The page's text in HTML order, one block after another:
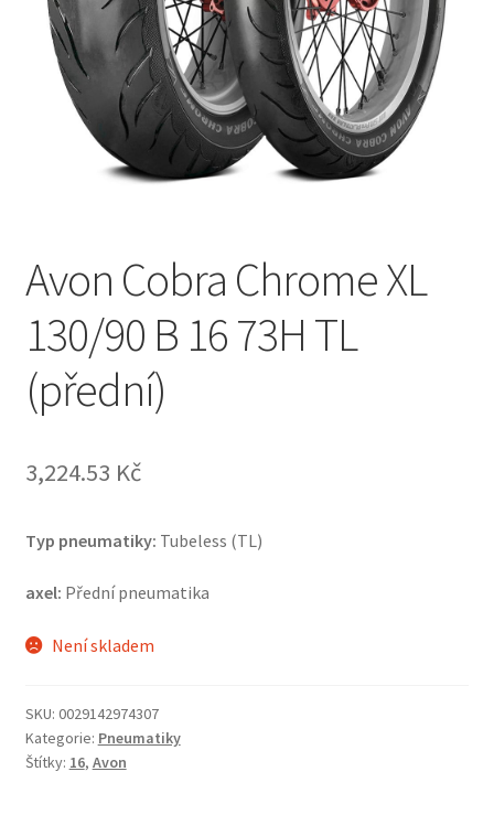
Avon Cobra Chrome XL
130/90 B 16 73H TL
(přední)
3,224.53 Kč
Typ pneumatiky: Tubeless (TL)
axel: Přední pneumatika
Není skladem
SKU: 0029142974307
Kategorie: Pneumatiky
Štítky: 16, Avon